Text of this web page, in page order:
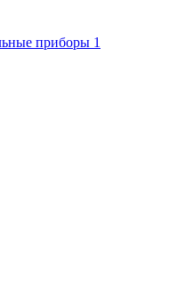
приборы 1